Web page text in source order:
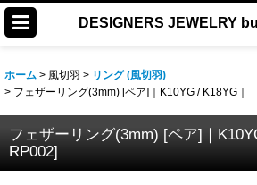
DESIGNERS JEWELRY
ホーム > 風切羽 > リング (風切羽)
> フェザーリング(3mm) [ペア]｜K10YG / K18YG｜
フェザーリング(3mm) [ペア]｜
RP002]